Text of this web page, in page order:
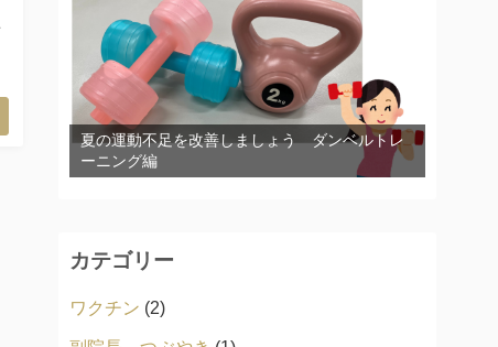
夏の運動不足を改善しましょう ダンベルトレ
ーニング編
カテゴリー
ワクチン (2)